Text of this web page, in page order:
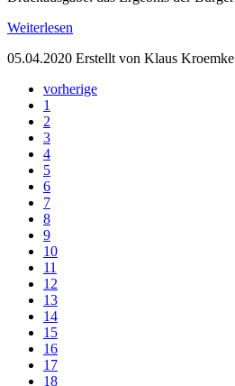
Weiterlesen
05.04.2020 Erstellt von Klaus Kroemke
vorherige
1
2
3
4
5
6
7
8
9
10
11
12
13
14
15
16
17
18